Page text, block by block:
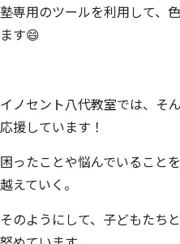
塾専用のツールを利用して、
ます😄
イノセント八代教室では、そ
応援しています！
困ったことや悩んでいること
越えていく。
そのようにして、子どもたち